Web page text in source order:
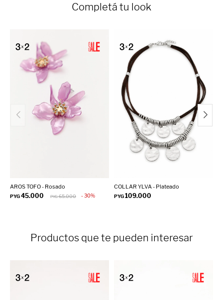
Completá tu look
AROS TOFO - Rosado
PYG45.000 PYG 65.000 30
COLLAR YLVA - Plateado
PYG109.000
Productos que te pueden interesar